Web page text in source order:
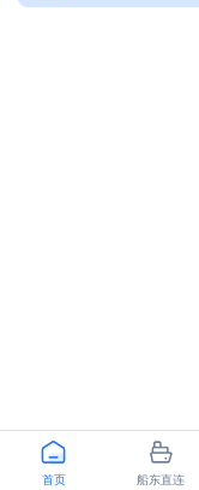
首页 船东直连